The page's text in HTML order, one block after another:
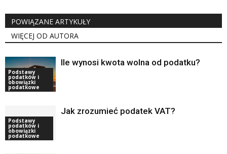
POWIĄZANE ARTYKUŁY
WIĘCEJ OD AUTORA
Podstawy
podatków i
obowiązki
podatkowe
Ile wynosi kwota wolna od podatku?
Podstawy
podatków i
obowiązki
podatkowe
Jak zrozumieć podatek VAT?